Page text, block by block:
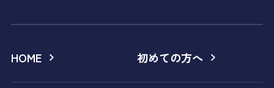
HOME 初めての方へ